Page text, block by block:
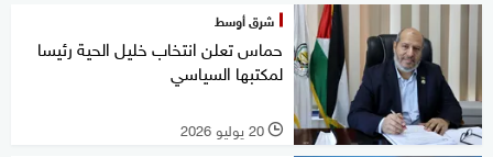
شرق أوسط
حماس تعلن انتخاب خليل الحية رئيسا
لمكتبها السياسي
l 20 يوليو 2026